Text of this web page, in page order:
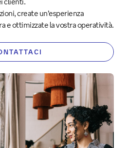
create un’esperienza
e ottimizzate la vostra operatività.